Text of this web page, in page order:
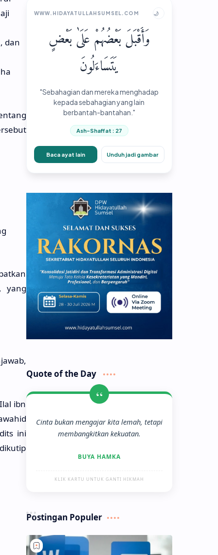
dan
yang
ibn
ini
WWW.HIDAYATULLAHSUMSEL.COM 🌙
وَأَقْبَلَ بَعْضُهُمْ عَلَىٰ بَعْضٍ
يَتَسَاءَلُونَ
"Sebahagian dan mereka menghadap
kepada sebahagian yang lain
berbantah-bantahan."
Ash-Shaffat : 27
Baca ayat lain Unduh jadi gambar
Quote of the Day
“
Cinta bukan mengajar kita lemah, tetapi
membangkitkan kekuatan.
BUYA HAMKA
KLIK KARTU UNTUK GANTI HIKMAH
Postingan Populer